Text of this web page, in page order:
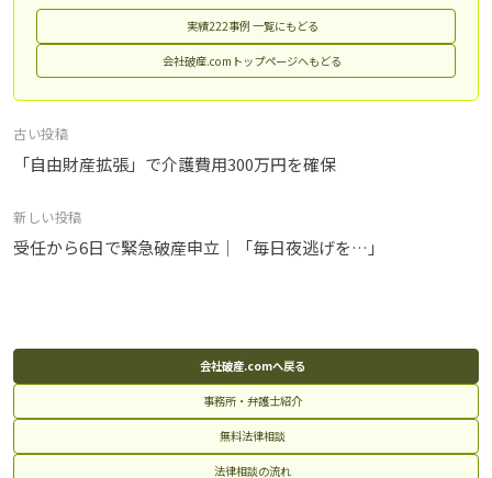
実績222事例 一覧にもどる
会社破産.comトップページへもどる
投
稿
ビ
ゲ
古い投稿
「自由財産拡張」で介護費用300万円を確保
新しい投稿
受任から6日で緊急破産申立｜「毎日夜逃げを…」
会社破産.comへ戻る
事務所・弁護士紹介
無料法律相談
法律相談の流れ